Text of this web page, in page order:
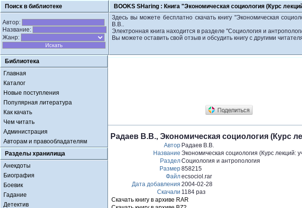
Поиск в библиотеке BOOKS SHaring : Книга "Экономическая социология (Курс
Автор:
Название:
Жанр:
Здесь вы можете бесплатно скачать книгу "Экономическая
В.В..
Электронная книга находится в разделе "Социология и
Вы можете оставить свой отзыв и обсудить книгу с другими
Библиотека
Главная
Каталог
Новые поступления
Популярная литература
Как качать
Чем читать
Администрация
Авторам и правообладателям
Разделы хранилища
Анекдоты
Биография
Боевик
Гадание
Детектив
Радаев В.В., Экономическая социология (Курс
Автор Радаев В.В.
Название Экономическая социология (Курс лекций:
РазделСоциология и антропология
Размер858215
Файлecsociol.rar
Дата добавления 2004-02-28
Скачали 1184 раз
Скачать книгу в архиве RAR